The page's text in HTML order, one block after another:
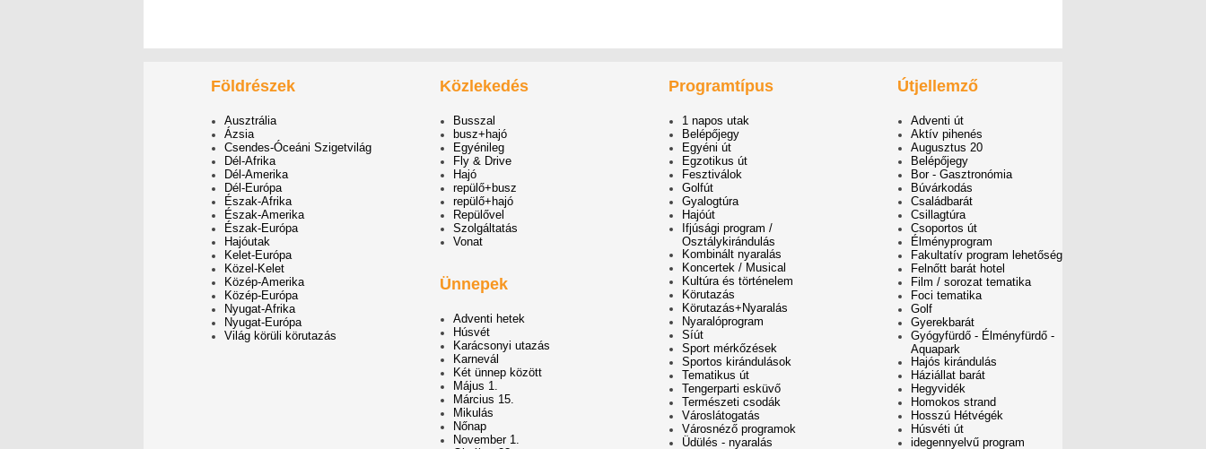
Földrészek
Ausztrália
Ázsia
Csendes-Óceáni Szigetvilág
Dél-Afrika
Dél-Amerika
Dél-Európa
Észak-Afrika
Észak-Amerika
Észak-Európa
Hajóutak
Kelet-Európa
Közel-Kelet
Közép-Amerika
Közép-Európa
Nyugat-Afrika
Nyugat-Európa
Világ körüli körutazás
Közlekedés
Busszal
busz+hajó
Egyénileg
Fly & Drive
Hajó
repülő+busz
repülő+hajó
Repülővel
Szolgáltatás
Vonat
Ünnepek
Adventi hetek
Húsvét
Karácsonyi utazás
Karnevál
Két ünnep között
Május 1.
Március 15.
Mikulás
Nőnap
November 1.
Programtípus
1 napos utak
Belépőjegy
Egyéni út
Egzotikus út
Fesztiválok
Golfút
Gyalogtúra
Hajóút
Ifjúsági program /
Osztálykirándulás
Kombinált nyaralás
Koncertek / Musical
Kultúra és történelem
Körutazás
Körutazás+Nyaralás
Nyaralóprogram
Síút
Sport mérkőzések
Sportos kirándulások
Tematikus út
Tengerparti esküvő
Természeti csodák
Városlátogatás
Városnéző programok
Üdülés - nyaralás
Útjellemző
Adventi út
Aktív pihenés
Augusztus 20
Belépőjegy
Bor - Gasztronómia
Búvárkodás
Családbarát
Csillagtúra
Csoportos út
Élményprogram
Fakultatív program lehetőség
Felnőtt barát hotel
Film / sorozat tematika
Foci tematika
Golf
Gyerekbarát
Gyógyfürdő - Élményfürdő -
Aquapark
Hajós kirándulás
Háziállat barát
Hegyvidék
Homokos strand
Hosszú Hétvégék
Húsvéti út
idegennyelvű program